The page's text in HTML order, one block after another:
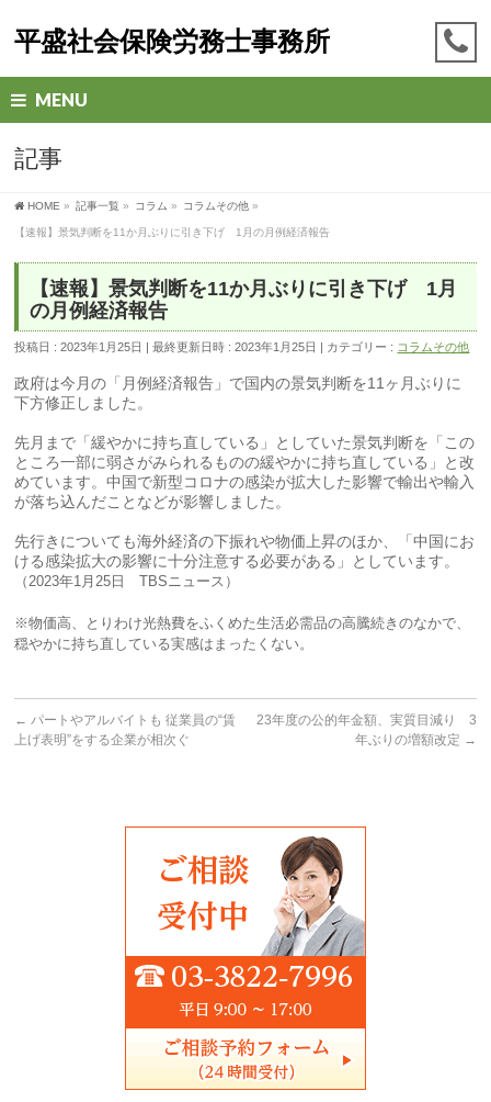
平盛社会保険労務士事務所
MENU
記事
HOME » 記事一覧 » コラム » コラムその他 »
【速報】景気判断を11か月ぶりに引き下げ 1月の月例経済報告
【速報】景気判断を11か月ぶりに引き下げ 1月
の月例経済報告
投稿日 : 2023年1月25日 最終更新日時 : 2023年1月25日 カテゴリー : コラムその他
政府は今月の「月例経済報告」で国内の景気判断を11ヶ月ぶりに
下方修正しました。
先月まで「緩やかに持ち直している」としていた景気判断を「この
ところ一部に弱さがみられるものの緩やかに持ち直している」と改
めています。中国で新型コロナの感染が拡大した影響で輸出や輸入
が落ち込んだことなどが影響しました。
先行きについても海外経済の下振れや物価上昇のほか、「中国にお
ける感染拡大の影響に十分注意する必要がある」としています。
（2023年1月25日 TBSニュース）
※物価高、とりわけ光熱費をふくめた生活必需品の高騰続きのなかで、
穏やかに持ち直している実感はまったくない。
← パートやアルバイトも 従業員の“賃
上げ表明”をする企業が相次ぐ
23年度の公的年金額、実質目減り 3
年ぶりの増額改定 →